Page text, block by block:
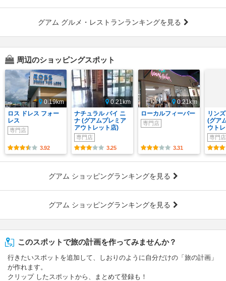
グアム グルメ・レストランランキングを見る
周辺のショッピングスポット
0.19km
ロス ドレス フォー
レス
専門店
3.92
0.21km
ナチュラル バイ ニ
ナ (グアムプレミア
アウトレット店)
専門店
3.25
0.21km
ローカルフィーバー
専門店
3.31
リン
(グア
ウト
専門店
グアム ショッピングランキングを見る
グアム ショッピングランキングを見る
このスポットで旅の計画を作ってみませんか？
行きたいスポットを追加して、しおりのように自分だけの「旅の計画」
が作れます。
クリップ したスポットから、まとめて登録も！